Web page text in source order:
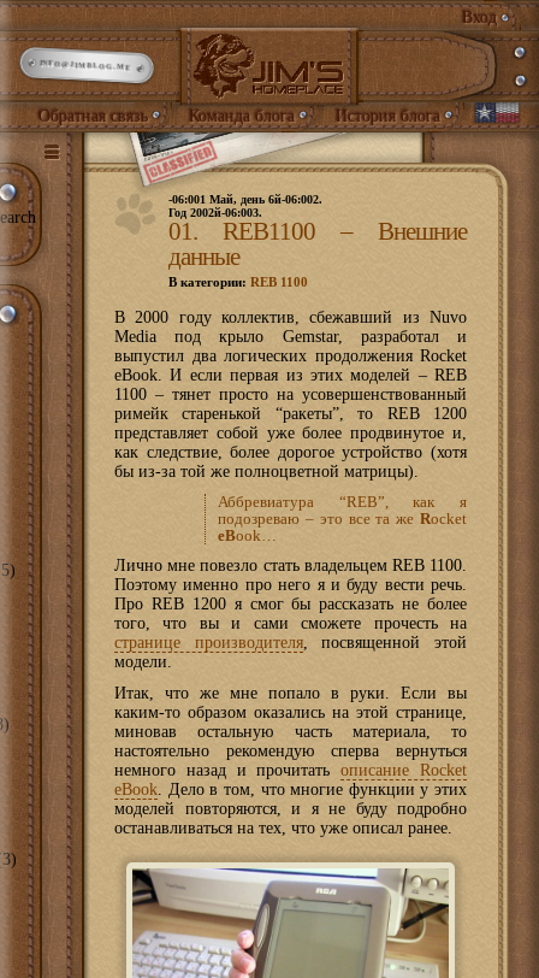
Вход
INFO@JIMBLOG.ME
Обратная связь Команда блога История блога
-06:001 Май, день 6й-06:002.
Год 2002й-06:003.
01. REB1100 – Внешние
данные
В категории: REB 1100
В 2000 году коллектив, сбежавший из Nuvo
Media под крыло Gemstar, разработал и
выпустил два логических продолжения Rocket
eBook. И если первая из этих моделей – REB
1100 – тянет просто на усовершенствованный
римейк старенькой “ракеты”, то REB 1200
представляет собой уже более продвинутое и,
как следствие, более дорогое устройство (хотя
бы из-за той же полноцветной матрицы).
Аббревиатура “REB”, как я
подозреваю – это все та же Rocket
eBook…
Лично мне повезло стать владельцем REB 1100.
Поэтому именно про него я и буду вести речь.
Про REB 1200 я смог бы рассказать не более
того, что вы и сами сможете прочесть на
странице производителя, посвященной этой
модели.
Итак, что же мне попало в руки. Если вы
каким-то образом оказались на этой странице,
миновав остальную часть материала, то
настоятельно рекомендую сперва вернуться
немного назад и прочитатьописание Rocket
eBook. Дело в том, что многие функции у этих
моделей повторяются, и я не буду подробно
останавливаться на тех, что уже описал ранее.